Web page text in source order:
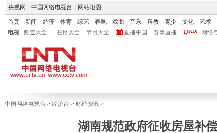
央视网 中国网络电视台 网站地图
首页 新闻 经济 体育 综艺 春晚 戏曲 音乐 科教 青少 文化
艺术
电视
频道大全 栏目大全 节目大全 直播中国 赛事直播 网络
中国网络电视台 > 经济台 > 财经资讯 >
湖南规范政府征收房屋补